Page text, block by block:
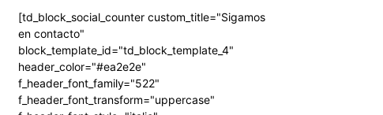
[td_block_social_counter custom_title="Sigamos
en contacto"
block_template_id="td_block_template_4"
header_color="#ea2e2e"
f_header_font_family="522"
f_header_font_transform="uppercase"